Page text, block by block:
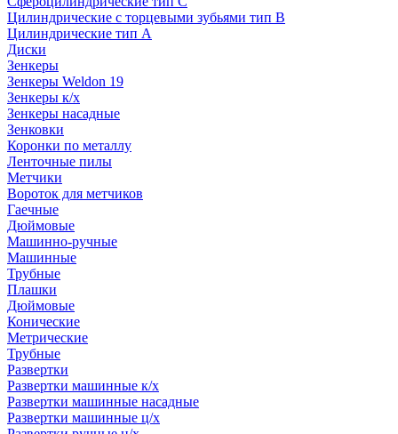
Цилиндрические с торцевыми зубьями тип B
Цилиндрические тип А
Диски
Зенкеры
Зенкеры Weldon 19
Зенкеры к/х
Зенкеры насадные
Зенковки
Коронки по металлу
Ленточные пилы
Метчики
Вороток для метчиков
Гаечные
Дюймовые
Машинно-ручные
Машинные
Трубные
Плашки
Дюймовые
Конические
Метрические
Трубные
Развертки
Развертки машинные к/х
Развертки машинные насадные
Развертки машинные ц/х